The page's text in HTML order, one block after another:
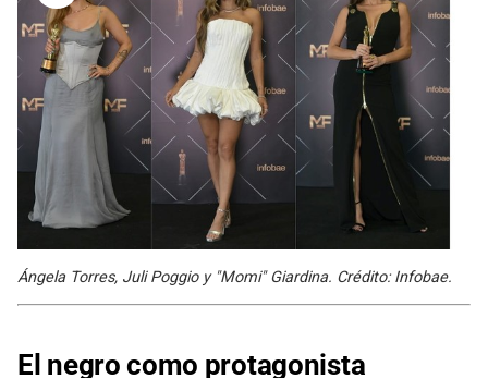
Ángela Torres, Juli Poggio y "Momi" Giardina. Crédito: Infobae.
El negro como protagonista